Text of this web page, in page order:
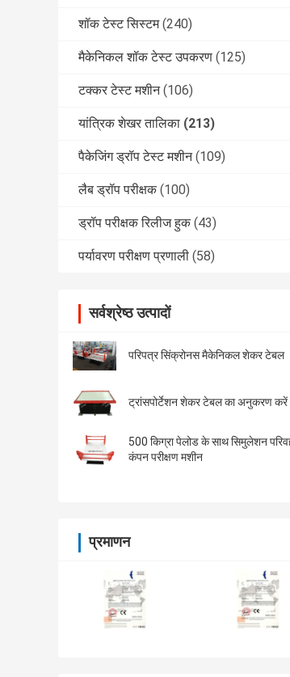
शॉक टेस्ट सिस्टम (240)
मैकेनिकल शॉक टेस्ट उपकरण (125)
टक्कर टेस्ट मशीन (106)
यांत्रिक शेखर तालिका (213)
पैकेजिंग ड्रॉप टेस्ट मशीन (109)
लैब ड्रॉप परीक्षक (100)
ड्रॉप परीक्षक रिलीज हुक (43)
पर्यावरण परीक्षण प्रणाली (58)
सर्वश्रेष्ठ उत्पादों
परिपत्र सिंक्रोनस मैकेनिकल शेकर टेबल
ट्रांसपोर्टेशन शेकर टेबल का अनुकरण करें
500 किग्रा पेलोड के साथ सिमुलेशन
कंपन परीक्षण मशीन
प्रमाणन